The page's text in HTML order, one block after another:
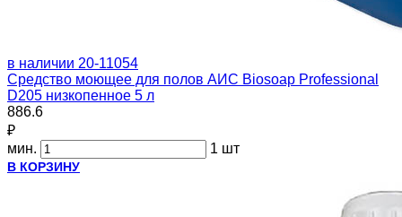
в наличии 20-11054
Средство моющее для полов АИС Biosoap Professional
D205 низкопенное 5 л
886.6
₽
мин.
1 шт
В КОРЗИНУ